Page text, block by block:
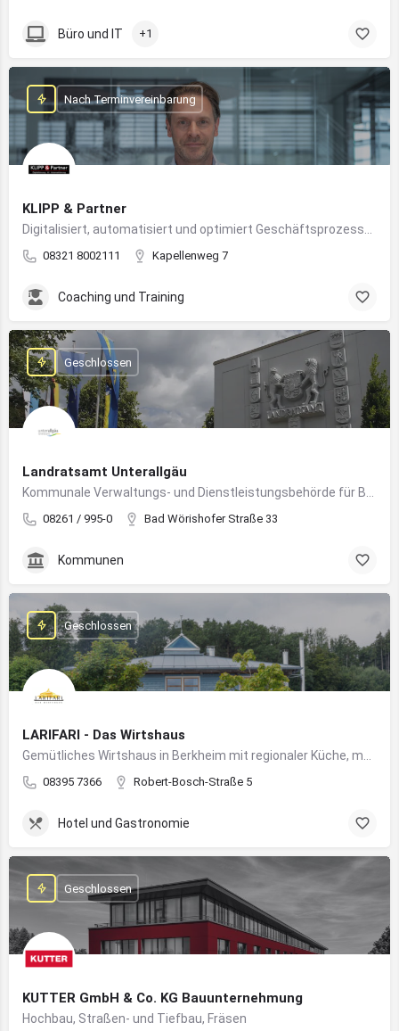
Büro und IT +1
KLIPP & Partner
08321 8002111 Kapellenweg 7
Nach Terminvereinbarung
Coaching und Training
Landratsamt Unterallgäu
08261 / 995-0 Bad Wörishofer Straße 33
Geschlossen
Kommunen
LARIFARI - Das Wirtshaus
08395 7366 Robert-Bosch-Straße 5
Geschlossen
Hotel und Gastronomie
KUTTER GmbH & Co. KG Bauunternehmung
Hochbau, Straßen- und Tiefbau, Fräsen
Geschlossen